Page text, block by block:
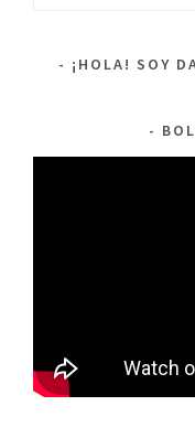
¡HOLA! SOY